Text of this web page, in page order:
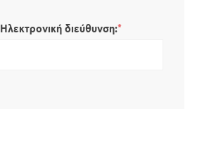
Ηλεκτρονική διεύθυνση:*